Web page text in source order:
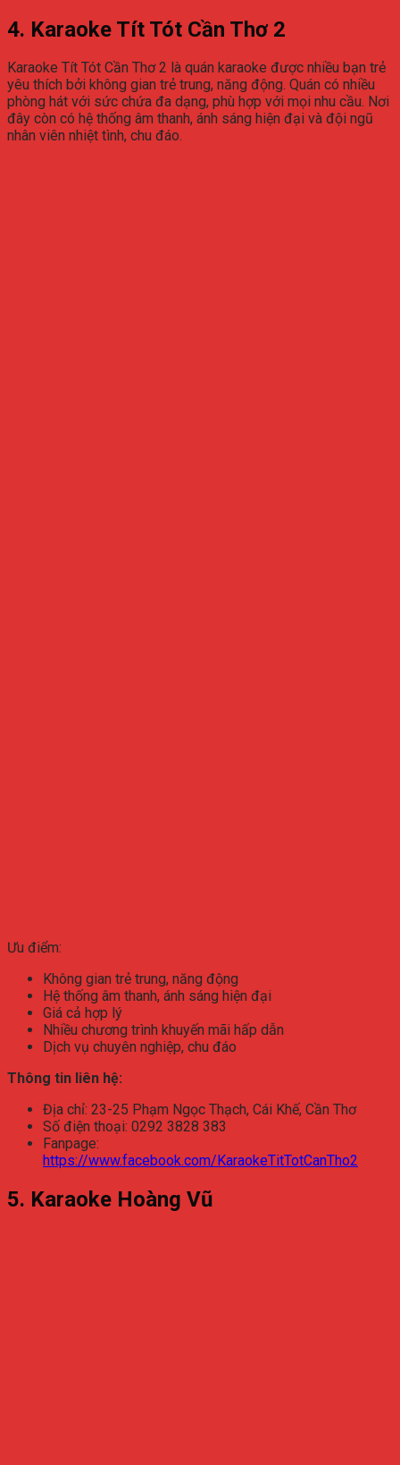
4. Karaoke Tít Tót Cần Thơ 2
Karaoke Tít Tót Cần Thơ 2 là quán karaoke được nhiều bạn trẻ
yêu thích bởi không gian trẻ trung, năng động. Quán có nhiều
phòng hát với sức chứa đa dạng, phù hợp với mọi nhu cầu. Nơi
đây còn có hệ thống âm thanh, ánh sáng hiện đại và đội ngũ
nhân viên nhiệt tình, chu đáo.
Ưu điểm:
Không gian trẻ trung, năng động
Hệ thống âm thanh, ánh sáng hiện đại
Giá cả hợp lý
Nhiều chương trình khuyến mãi hấp dẫn
Dịch vụ chuyên nghiệp, chu đáo
Thông tin liên hệ:
Địa chỉ: 23-25 Phạm Ngọc Thạch, Cái Khế, Cần Thơ
Số điện thoại: 0292 3828 383
Fanpage:
https://www.facebook.com/KaraokeTitTotCanTho2
5. Karaoke Hoàng Vũ